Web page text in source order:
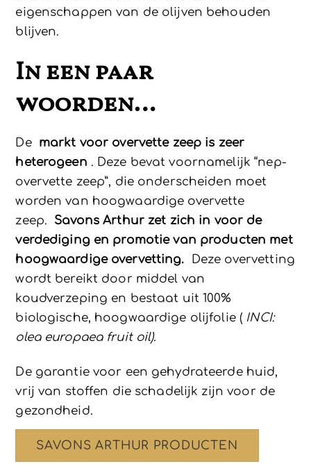
eigenschappen van de olijven behouden
blijven.
In een paar
woorden…
De markt voor overvette zeep is zeer
heterogeen . Deze bevat voornamelijk “nep-
overvette zeep”, die onderscheiden moet
worden van hoogwaardige overvette
zeep. Savons Arthur zet zich in voor de
verdediging en promotie van producten met
hoogwaardige overvetting.
Deze overvetting
wordt bereikt door middel van
koudverzeping en bestaat uit 100%
biologische, hoogwaardige olijfolie ( INCI:
olea europaea fruit oil).
De garantie voor een gehydrateerde huid,
vrij van stoffen die schadelijk zijn voor de
gezondheid.
SAVONS ARTHUR PRODUCTEN